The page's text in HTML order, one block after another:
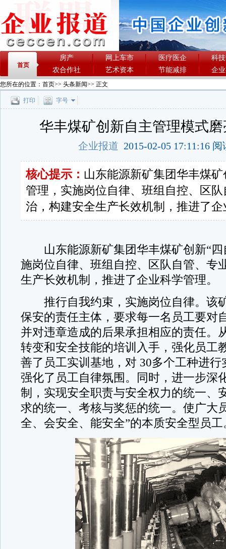
首页
房产 网上车市 医疗医企
科
农合作社
艺术资本 节能减排 企
您所在的位置： 首页>> 头条新闻>> 正文
打印 字号
华丰煤矿创新自主管理模式磨
企业报道 2015-02-05 17:11:16
核心提示： 山东能源新矿集团华丰煤矿
管理，实施岗位自律、班组自控、区
治，构建安全生产长效机制，推进了
山东能源新矿集团华丰煤矿创新“四
施岗位自律、班组自控、区队自管、专
生产长效机制，推进了企业科学管理。
推行自我约束，实施岗位自律。该
保安的责任主体，要求每一名员工要对
并对违章造成的后果承担相应的责任。
转变和安全技能的培训入手，强化员工
善了员工实训基地，对 30多个工种进行
强化了员工自律氛围。同时，进一步深
制，实现安全职责与安全权力的统一、
求的统一、考核与奖惩的统一。使广大
全、会安全、能安全”的本质安全型员工